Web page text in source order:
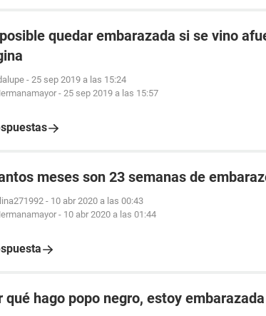
quedar embarazada si se vino
- 25 sep 2019 a las 15:24
- 25 sep 2019 a las 15:57
meses son 23 semanas de
- 10 abr 2020 a las 00:43
- 10 abr 2020 a las 01:44
qué hago popo negro, estoy embarazada